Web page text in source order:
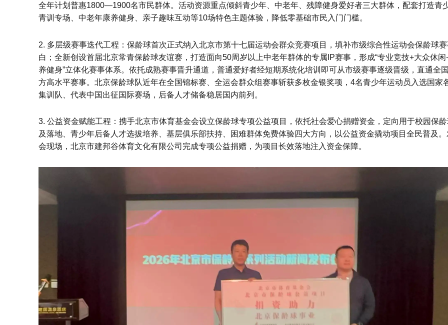
全年计划普惠1800—1900名市民群体。活动资源重点倾斜青少年、中老年、残障健身爱好者三大群体，配套打造青
青训专场、中老年康养健身、亲子趣味互动等10场特色主题体验，降低零基础市民入门门槛。
2. 多层级赛事迭代工程：保龄球首次正式纳入北京市第十七届运动会群众竞赛项目，填补市级综合性运动会保龄球
白；全新创设首届北京常青保龄球友谊赛，打造面向50周岁以上中老年群体的专属IP赛事，形成“专业竞技+大众休闲
养健身”立体化赛事体系。依托成熟赛事晋升通道，普通爱好者经短期系统化培训即可从市级赛事逐级晋级，直通全
方高水平赛事。北京保龄球队近年在全国锦标赛、全运会群众组赛事斩获多枚金银奖项，4名青少年运动员入选国家
集训队、代表中国出征国际赛场，后备人才储备稳居国内前列。
3. 公益资金赋能工程：携手北京市体育基金会设立保龄球专项公益项目，依托社会爱心捐赠资金，定向用于校园保
及落地、青少年后备人才选拔培养、基层俱乐部扶持、困难群体免费体验四大方向，以公益资金撬动项目全民普及
会现场，北京市建邦谷体育文化有限公司完成专项公益捐赠，为项目长效落地注入资金保障。